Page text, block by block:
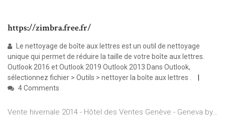
https://zimbra.free.fr/
Le nettoyage de boîte aux lettres est un outil de nettoyage
unique qui permet de réduire la taille de votre boîte aux lettres.
Outlook 2016 et Outlook 2019 Outlook 2013 Dans Outlook,
sélectionnez fichier > Outils > nettoyer la boîte aux lettres .
4 Comments
Vente hivernale 2014 - Hôtel des Ventes Genève - Geneva by…